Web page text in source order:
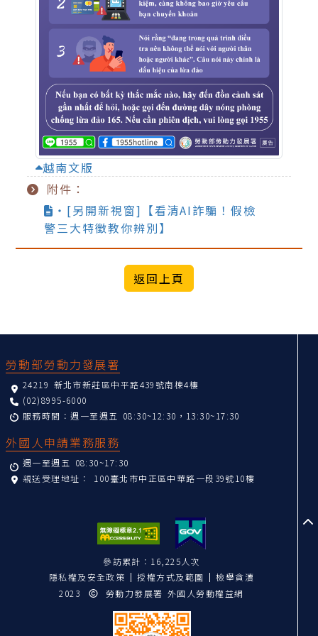
越南文版
附件：
‧[另開新視窗]【看清AI詐騙！假檢
警三大特徵教你辨別】
勞動部勞動力發展署
24219 新北市新莊區中平路439號南棟4樓
(02)8995-6000
服務時間：週一至週五 08:30~12:30，13:30~17:30
外國人申請業務服務
週一至週五 08:30~17:30
親送受理地址： 100臺北市中正區中華路一段39號10樓
參訪累計：16,225人次
隱私權及安全政策
授權方式及範圍
檢舉貪瀆
2023
勞動力發展署 外國人勞動權益網
至